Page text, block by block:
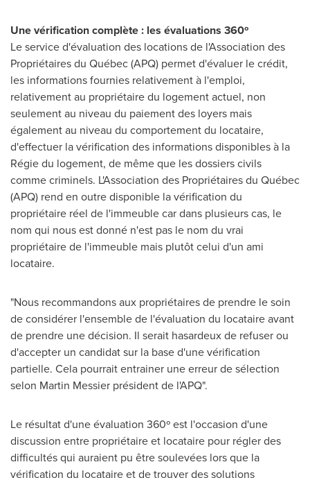
Une vérification complète : les évaluations 360º
Le service d'évaluation des locations de l'Association des
Propriétaires du Québec (APQ) permet d'évaluer le crédit,
les informations fournies relativement à l'emploi,
relativement au propriétaire du logement actuel, non
seulement au niveau du paiement des loyers mais
également au niveau du comportement du locataire,
d'effectuer la vérification des informations disponibles à la
Régie du logement, de même que les dossiers civils
comme criminels. L'Association des Propriétaires du Québec
(APQ) rend en outre disponible la vérification du
propriétaire réel de l'immeuble car dans plusieurs cas, le
nom qui nous est donné n'est pas le nom du vrai
propriétaire de l'immeuble mais plutôt celui d'un ami
locataire.
"Nous recommandons aux propriétaires de prendre le soin
de considérer l'ensemble de l'évaluation du locataire avant
de prendre une décision. Il serait hasardeux de refuser ou
d'accepter un candidat sur la base d'une vérification
partielle. Cela pourrait entrainer une erreur de sélection
selon Martin Messier président de l'APQ".
Le résultat d'une évaluation 360º est l'occasion d'une
discussion entre propriétaire et locataire pour régler des
difficultés qui auraient pu être soulevées lors que la
vérification du locataire et de trouver des solutions